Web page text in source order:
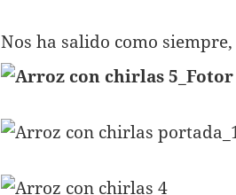
Nos ha salido como